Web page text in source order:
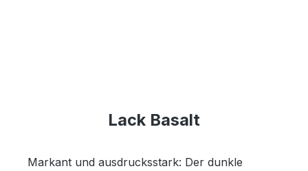
Lack Basalt
Markant und ausdrucksstark: Der dunkle